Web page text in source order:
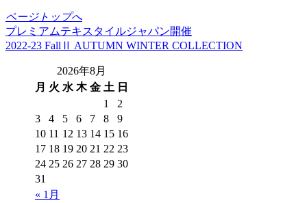
ページトップへ
プレミアムテキスタイルジャパン開催
2022-23 FallⅡ AUTUMN WINTER COLLECTION
2026年8月
月 火 水 木 金 土 日
« 1月
1
2
3
4 5 6 7 8
9
10 11 12 13 14 15 16
17 18 19 20 21 22 23
24 25 26 27 28 29 30
31